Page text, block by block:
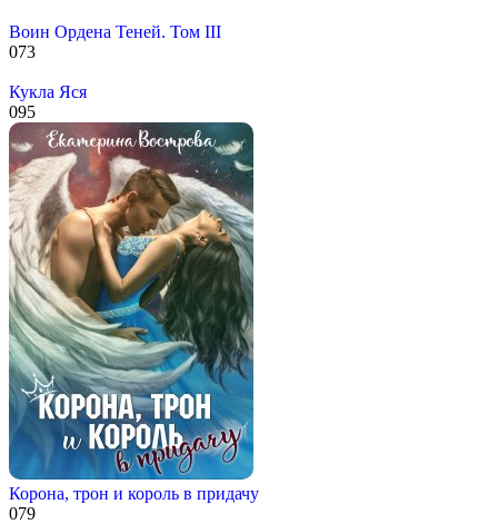
Воин Ордена Теней. Том III
073
Кукла Яся
095
Корона, трон и король в придачу
079